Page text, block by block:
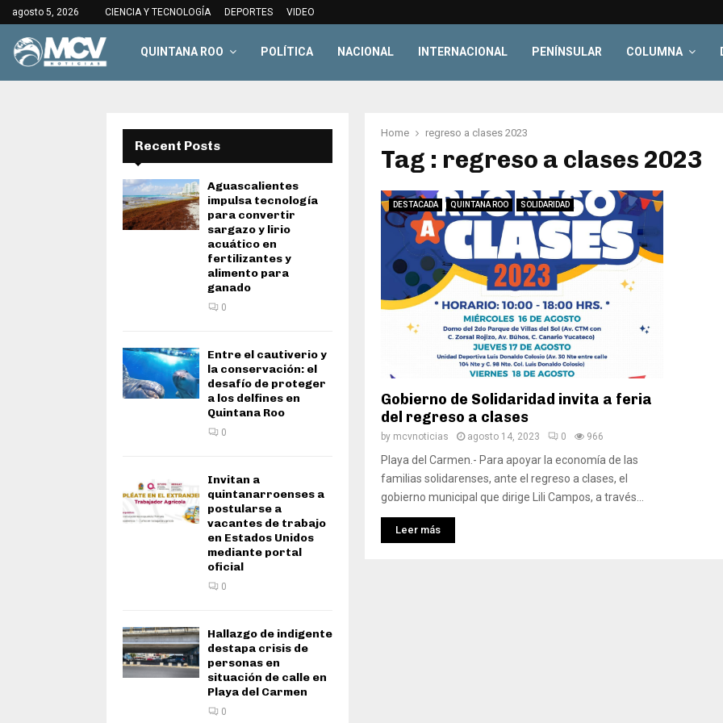
agosto 5, 2026 CIENCIA Y TECNOLOGÍA DEPORTES VIDEO
QUINTANA ROO POLÍTICA NACIONAL INTERNACIONAL PENÍNSULAR COLUMNA
Home regreso a clases 2023
Tag : regreso a clases 2023
DESTACADA QUINTANA ROO SOLIDARIDAD
Gobierno de Solidaridad invita a feria
del regreso a clases
by mcvnoticias agosto 14, 2023 0 966
Playa del Carmen.- Para apoyar la economía de las
familias solidarenses, ante el regreso a clases, el
gobierno municipal que dirige Lili Campos, a través...
Leer más
Recent Posts
Aguascalientes
impulsa tecnología
para convertir
sargazo y lirio
acuático en
fertilizantes y
alimento para
ganado
0
Entre el cautiverio y
la conservación: el
desafío de proteger
a los delfines en
Quintana Roo
0
Invitan a
quintanarroenses a
postularse a
vacantes de trabajo
en Estados Unidos
mediante portal
oficial
0
Hallazgo de indigente
destapa crisis de
personas en
situación de calle en
Playa del Carmen
0